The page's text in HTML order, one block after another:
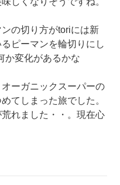
の切り方がtoriには新
ピーマンを輪切りにし
か変化があるかな
ーガニックスーパーの
てしまった旅でした。
れました・・。現在心